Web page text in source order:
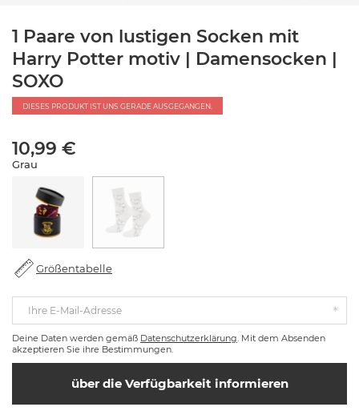
1 Paare von lustigen Socken mit
Harry Potter motiv | Damensocken |
SOXO
DIESES PRODUKT IST UNS GERADE AUSGEGANGEN.
10,99 €
Grau
Größentabelle
Ihre E-Mail-Adresse
Deine Daten werden gemäß Datenschutzerklärung . Mit dem Absenden
akzeptieren Sie ihre Bestimmungen.
über die Verfügbarkeit informieren